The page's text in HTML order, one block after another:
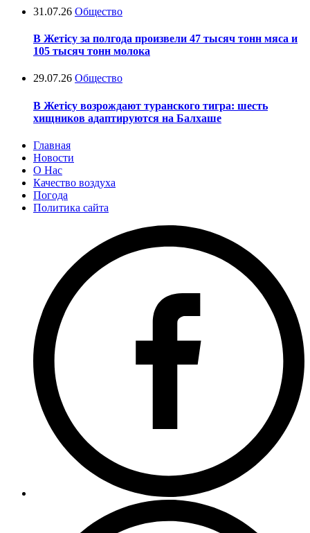
31.07.26 Общество
В Жетісу за полгода произвели 47 тысяч тонн мяса и
105 тысяч тонн молока
29.07.26 Общество
В Жетісу возрождают туранского тигра: шесть
хищников адаптируются на Балхаше
Главная
Новости
О Нас
Качество воздуха
Погода
Политика сайта